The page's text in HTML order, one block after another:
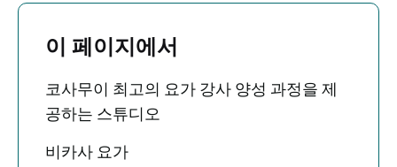
이 페이지에서
코사무이 최고의 요가 강사 양성 과정을 제
공하는 스튜디오
비카사 요가